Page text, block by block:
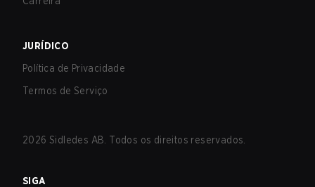
JURÍDICO
Política de Privacidade
Termos de Serviço
2026 Sidledes AB. Todos os direitos reservados.
SIGA